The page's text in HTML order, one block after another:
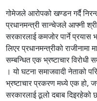
गोमेजले आरोपको खण्डन गर्दै
प्रधानमन्त्री सान्चेजले आफ्नी
सरकारलाई कमजोर पार्ने प्रयास
लिएर प्रधानमन्त्रीको राजीनामा
सम्बन्धित एक भ्रष्टाचार
। यो घटना समाजवादी नेताको
भ्रष्टाचार प्रकरण मध्ये एक
सरकारलाई ठूलो दबाब